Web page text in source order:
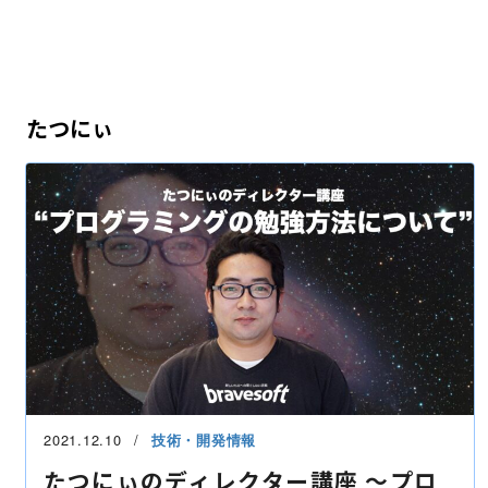
たつにぃ
2021.12.10 技術・開発情報
たつにぃのディレクター講座 〜プロ